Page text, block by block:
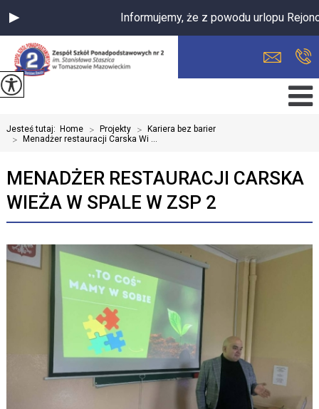
Informujemy, że z powodu urlopu
Jesteś tutaj: Home > Projekty > Kariera bez barier
> Menadżer restauracji Carska Wi ...
MENADŻER RESTAURACJI CARSKA
WIEŻA W SPALE W ZSP 2